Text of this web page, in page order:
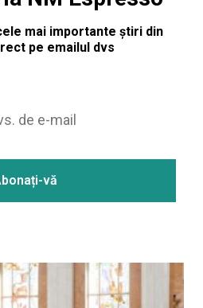
mai importante știri din
pe emailul dvs